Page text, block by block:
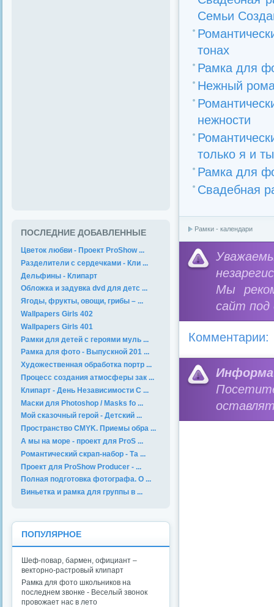
Семьи
тонах
Рамка для
Нежный
нежности
только я и ты
Рамка для
Свадебная
Рамки - календари
Мы
сайт под
Комментарии:
ПОСЛЕДНИЕ ДОБАВЛЕННЫЕ
Цветок любви - Проект ProShow ...
Разделители с сердечками - Кли ...
Дельфины - Клипарт
Обложка и задувка dvd для детс ...
Ягоды, фрукты, овощи, грибы – ...
Wallpapers Girls 402
Wallpapers Girls 401
Рамки для детей с героями муль ...
Рамка для фото - Выпускной 201 ...
Художественная обработка портр ...
Процесс создания атмосферы зак ...
Клипарт - День Независимости С ...
Маски для Photoshop / Masks fo ...
Мой сказочный герой - Детский ...
Пространство CMYK. Приемы обра ...
А мы на море - проект для ProS ...
Романтический скрап-набор - Та ...
Проект для ProShow Producer - ...
Полная подготовка фотографа. О ...
Виньетка и рамка для группы в ...
ПОПУЛЯРНОЕ
Шеф-повар, бармен, официант –
векторно-растровый клипарт
Рамка для фото школьников на
последнем звонке - Веселый звонок
провожает нас в лето